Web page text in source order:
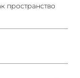
пространство